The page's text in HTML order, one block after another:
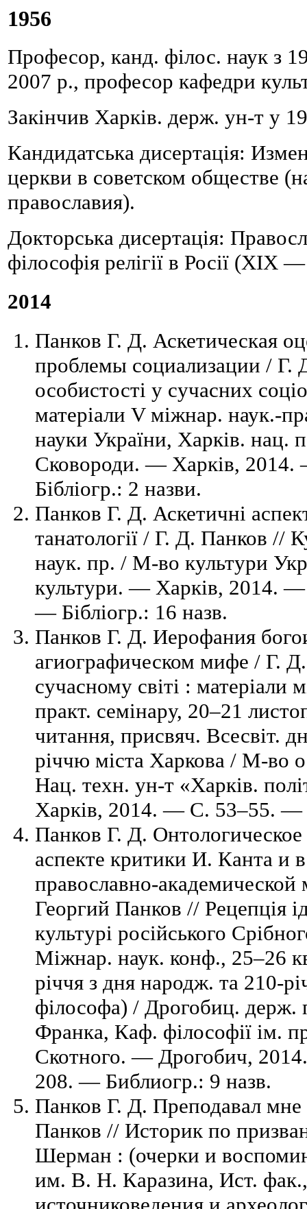
1956
Професор, канд. філос. наук з
2007 р., професор кафедри
Закінчив Харків. держ. ун-т у
Кандидатська дисертація:
церкви в советском обществе
православия).
Докторська дисертація:
філософія релігії в Росії (ХІХ
2014
Панков Г. Д. Аскетическая
проблемы социализации / Г.
особистості у сучасних
матеріали V міжнар. наук.-
науки України, Харків. нац.
Сковороди. — Харків,
Бібліогр.: 2 назви.
Панков Г. Д. Аскетичні
танатології / Г. Д. Панков //
наук. пр. / М-во культури
культури. — Харків, 2014.
— Бібліогр.: 16 назв.
Панков Г. Д. Иерофания
агиографическом мифе / Г.
сучасному світі : матеріали
практ. семінару, 20–21
читання, присвяч. Всесвіт.
річчю міста Харкова / М-во
Нац. техн. ун-т «Харків.
Харків, 2014. — C. 53–55. —
Панков Г. Д. Онтологическое
аспекте критики И. Канта и
православно-
Георгий Панков // Рецепція
культурі російського
Міжнар. наук. конф., 25–26
річчя з дня народж. та 210-
філософа) / Дрогобиц. держ.
Франка, Каф. філософії ім.
Скотного. — Дрогобич,
208. — Библиогр.: 9 назв.
Панков Г. Д. Преподавал
Панков // Историк по
Шерман : (очерки и
им. В. Н. Каразина, Ист.